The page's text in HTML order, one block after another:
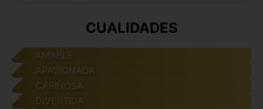
CUALIDADES
AMABLE
APASIONADA
CARIÑOSA
DIVERTIDA